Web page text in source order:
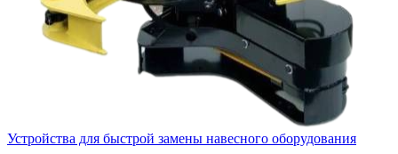
Устройства для быстрой замены навесного оборудования